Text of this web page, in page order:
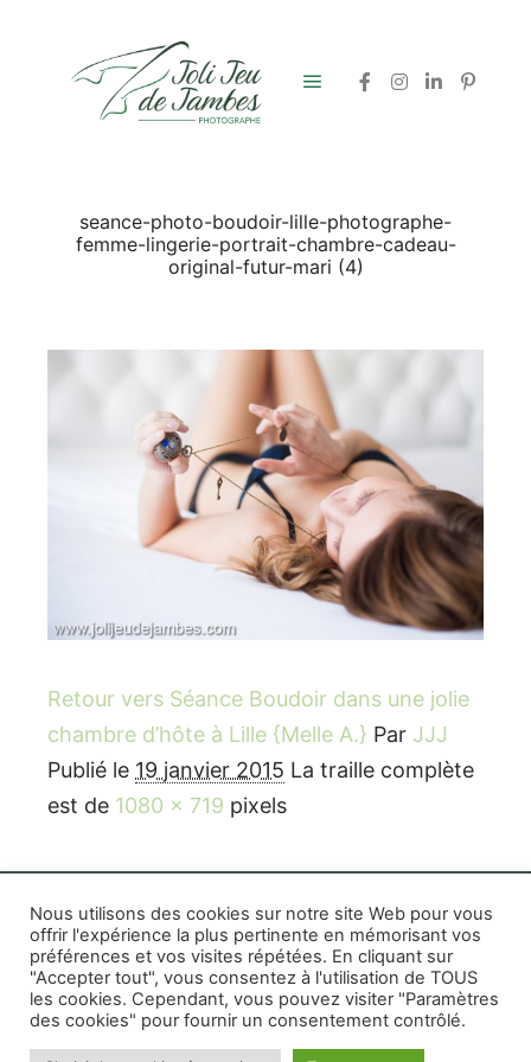
seance-photo-boudoir-lille-photographe-
femme-lingerie-portrait-chambre-cadeau-
original-futur-mari (4)
Retour vers Séance Boudoir dans une jolie
chambre d’hôte à Lille {Melle A.} Par JJJ
Publié le 19 janvier 2015 La traille complète
est de 1080 × 719 pixels
Rife WordPress Theme|Photographe boudoir et
photo thérapeutique Montréal Lille Avignon
Photographe mariage et famille Montréal|
Photographe commercial Montréal|Mentions
Nous utilisons des cookies sur notre site Web pour vous
offrir l'expérience la plus pertinente en mémorisant vos
préférences et vos visites répétées. En cliquant sur
"Accepter tout", vous consentez à l'utilisation de TOUS
les cookies. Cependant, vous pouvez visiter "Paramètres
des cookies" pour fournir un consentement contrôlé.